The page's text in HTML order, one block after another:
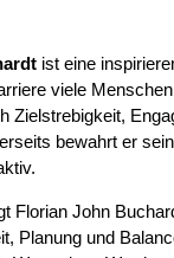
ist eine
viele
Zielstrebigkeit,
bewahrt er
Florian John
Planung und